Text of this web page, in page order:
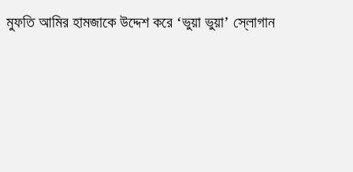
মুফতি আমির হামজাকে উদ্দেশ করে ‘ভুয়া ভুয়া’ স্লোগান